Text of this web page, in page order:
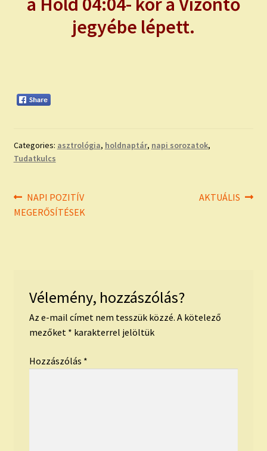
jegyébe lépett.
Categories: asztrológia, holdnaptár, napi sorozatok,
Tudatkulcs
Bejegyzés
navigáció
Previous
post:
NAPI POZITÍV
MEGERŐSÍTÉSEK
Next
AKTUÁLIS
Vélemény, hozzászólás?
Az e-mail címet nem tesszük közzé. A kötelező
mezőket * karakterrel jelöltük
Hozzászólás *